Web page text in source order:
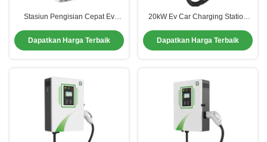
Stasiun Pengisian Cepat Ev
Rumah Dengan RFID / WiFi / 4G
Dapatkan Harga Terbaik
20kW Ev Car Charging Station
GBT/CCS1/CCS2
Dapatkan Harga Terbaik